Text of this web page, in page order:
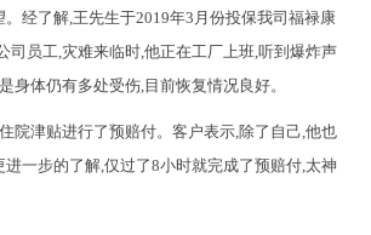
经了解,王先生于2019年3月份投保我司福禄康
员工,灾难来临时,他正在工厂上班,听到爆炸声
体仍有多处受伤,目前恢复情况良好。
院津贴进行了预赔付。客户表示,除了自己,他也
一步的了解,仅过了8小时就完成了预赔付,太神